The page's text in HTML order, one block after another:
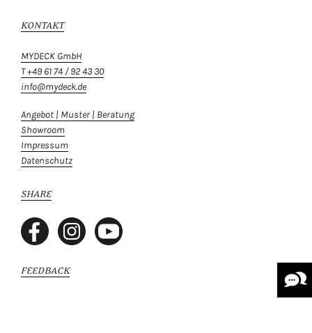
KONTAKT
MYDECK GmbH
T +49 61 74 / 92 43 30
info@mydeck.de
Angebot | Muster | Beratung
Showroom
Impressum
Datenschutz
SHARE
FEEDBACK